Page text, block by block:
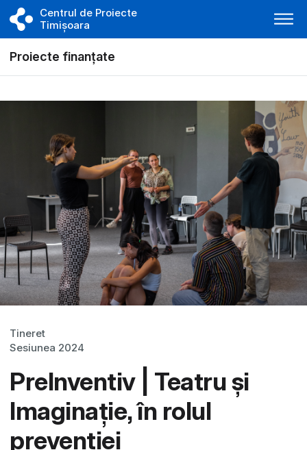
Centrul de Proiecte
Timișoara
Proiecte finanțate
Tineret
Sesiunea 2024
PreInventiv | Teatru și
Imaginație, în rolul
prevenției